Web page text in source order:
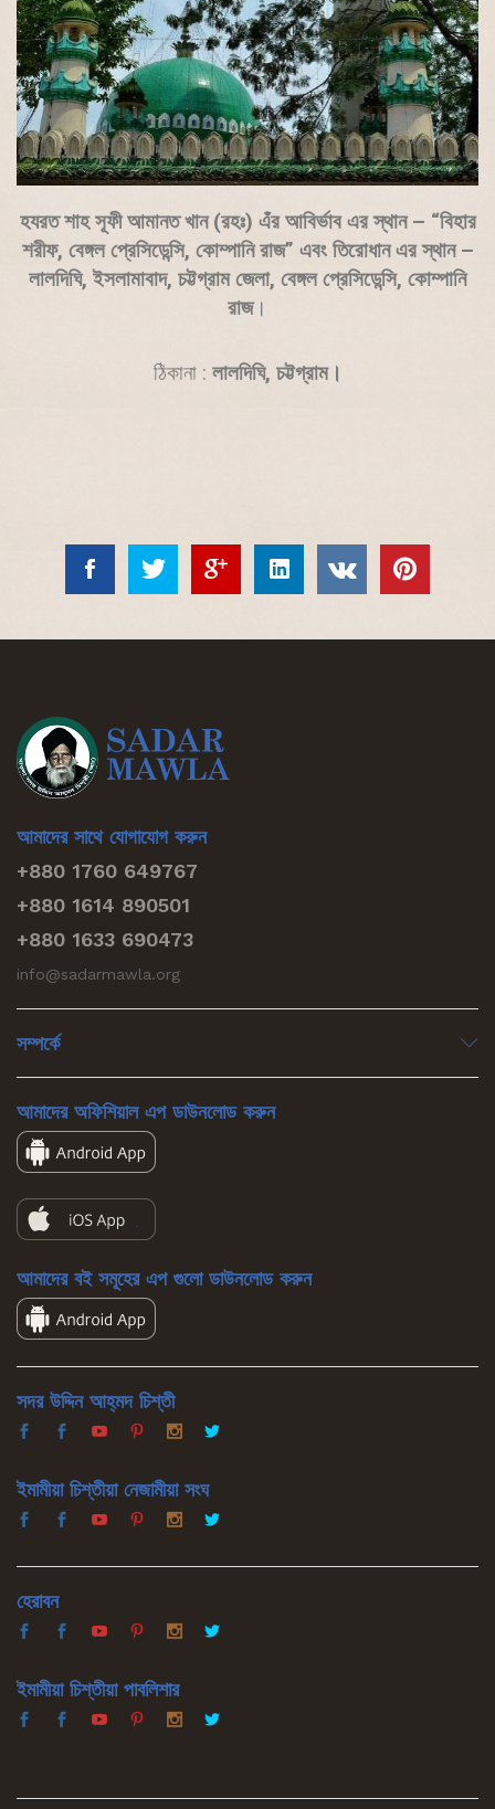
হযরত শাহ সূফী আমানত খান (রহঃ) এঁর আবির্ভাব এর স্থান – “বিহার
শরীফ, বেঙ্গল প্রেসিডেন্সি, কোম্পানি রাজ” এবং তিরোধান এর স্থান –
লালদিঘি, ইসলামাবাদ, চট্টগ্রাম জেলা, বেঙ্গল প্রেসিডেন্সি, কোম্পানি
রাজ।
ঠিকানা : লালদিঘি, চট্টগ্রাম।
আমাদের সাথে যোগাযোগ করুন
+880 1760 649767
+880 1614 890501
+880 1633 690473
info@sadarmawla.org
সম্পর্কে
আমাদের অফিশিয়াল এপ ডাউনলোড করুন
আমাদের বই সমূহের এপ গুলো ডাউনলোড করুন
সদর উদ্দিন আহ্‌মদ চিশ্‌তী
ইমামীয়া চিশ্‌তীয়া নেজামীয়া সংঘ
হেরাবন
ইমামীয়া চিশ্‌তীয়া পাবলিশার